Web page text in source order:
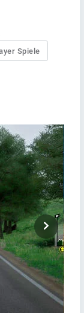
Spiele